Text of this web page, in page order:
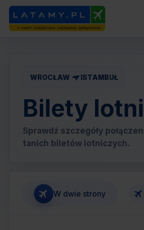
WROCŁAW ISTAMBUŁ
Bilety
Sprawdź szczegóły
tanich biletów lotniczych.
W dwie strony